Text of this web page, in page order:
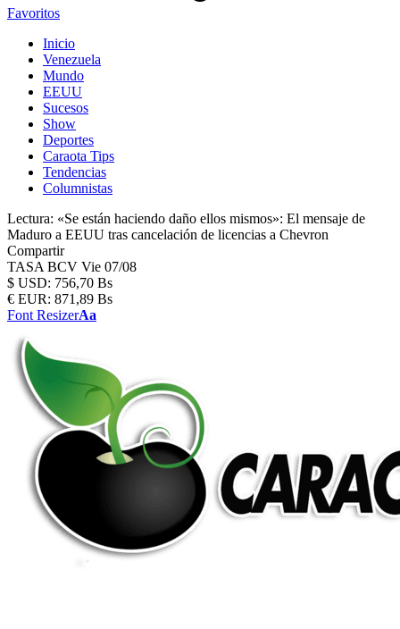
Favoritos
Inicio
Venezuela
Mundo
EEUU
Sucesos
Show
Deportes
Caraota Tips
Tendencias
Columnistas
Lectura: «Se están haciendo daño ellos mismos»: El mensaje de
Maduro a EEUU tras cancelación de licencias a Chevron
Compartir
TASA BCV Vie 07/08
$ USD: 756,70 Bs
€ EUR: 871,89 Bs
Font ResizerAa